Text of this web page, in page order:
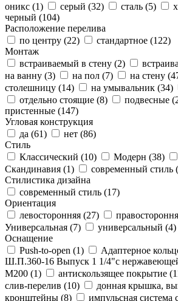
оникс (1) серый (32) сталь (5)
черный (104)
Расположение перелива
по центру (22) стандартное (122)
Монтаж
встраиваемый в стену (2)
на ванну (3) на пол (7) на стену (
столешницу (14) на умывальник (34)
отдельно стоящие (8) подвесные (
пристенные (147)
Угловая конструкция
да (61) нет (86)
Стиль
Классический (10) Модерн (38)
Скандинавия (1) современный стиль (
Стилистика дизайна
современный стиль (17)
Ориентация
левосторонняя (27)
Универсальная (7) универсальный (4)
Оснащение
Push-to-open (1)
Адаптерное
Ш.П.360-16 Выпуск 1 1/4"с
М200 (1) антискользящее покрытие (
слив-перелив (10)
донная крышка,
кронштейны (8) импульсная